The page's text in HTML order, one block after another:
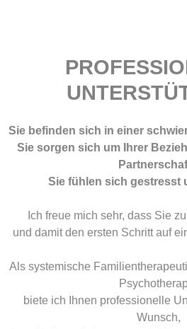
Sie befinden sich in einer
Sie sorgen sich um Ihrer
Sie fühlen sich gestresst
Ich freue mich sehr, dass Sie
und damit den ersten Schritt auf
Als systemische
biete ich Ihnen professionelle
Wunsch,